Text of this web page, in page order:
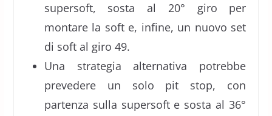
supersoft, sosta al 20° giro per
montare la soft e, infine, un nuovo set
di soft al giro 49.
Una strategia alternativa potrebbe
prevedere un solo pit stop, con
partenza sulla supersoft e sosta al 36°